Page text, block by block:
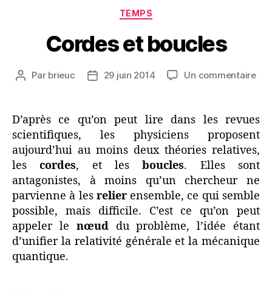
Catégories
TEMPS
Cordes et boucles
Auteur
Par brieuc
Date29 juin 2014 Un commentairesur
D’après ce qu’on peut lire dans les revues
scientifiques, les physiciens proposent
aujourd’hui au moins deux théories relatives,
lescordes, et lesboucles. Elles sont
antagonistes, à moins qu’un chercheur ne
parvienne à les relierensemble, ce qui semble
possible, mais difficile. C’est ce qu’on peut
appeler le nœuddu problème, l’idée étant
d’unifier la relativité générale et la mécanique
quantique.